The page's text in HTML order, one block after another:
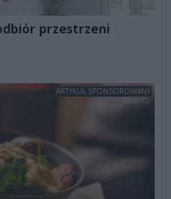
przestrzeni
ARTYKUŁ SPONSOROWANY